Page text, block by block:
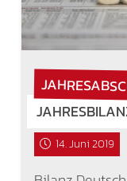
14. Juni 2019